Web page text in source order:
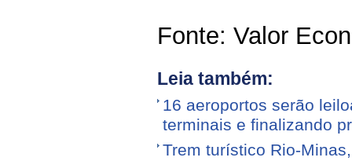
Fonte: Valor
Leia também:
16 aeroportos serão
terminais e finalizando
Trem turístico Rio-